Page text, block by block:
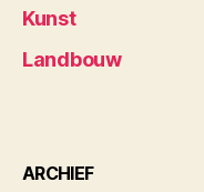
Kunst
Landbouw
ARCHIEF